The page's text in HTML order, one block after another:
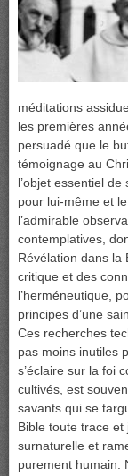
méditations
les premières
persuadé que le
témoignage au
l’objet essentiel
pour lui-même et
l’admirable
contemplatives,
Révélation dans la
critique et des
l’herméneutique,
principes d’une
Ces recherches
pas moins inutiles
s’éclaire sur la foi
cultivés, est
savants qui se
Bible toute trace et
surnaturelle et
purement humain.